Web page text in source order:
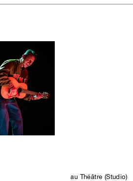
au Théâtre (Studio)